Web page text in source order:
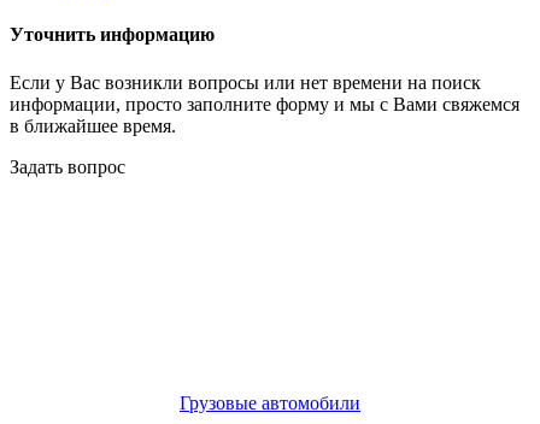
Уточнить информацию
Если у Вас возникли вопросы или нет времени на поиск
информации, просто заполните форму и мы с Вами свяжемся
в ближайшее время.
Задать вопрос
Грузовые автомобили